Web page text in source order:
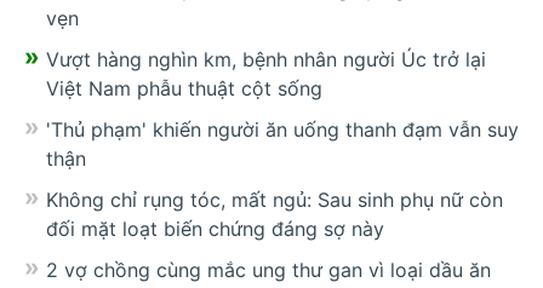
vẹn
Vượt hàng nghìn km, bệnh nhân người Úc trở lại
Việt Nam phẫu thuật cột sống
'Thủ phạm' khiến người ăn uống thanh đạm vẫn suy
thận
Không chỉ rụng tóc, mất ngủ: Sau sinh phụ nữ còn
đối mặt loạt biến chứng đáng sợ này
2 vợ chồng cùng mắc ung thư gan vì loại dầu ăn